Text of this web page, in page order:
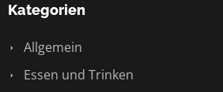
Kategorien
Allgemein
Essen und Trinken